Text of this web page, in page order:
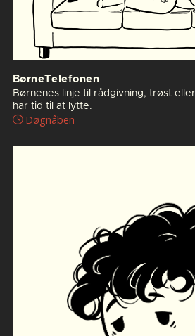
BørneTelefonen
Børnenes linje til rådgivning, trøst
har tid til at lytte.
Døgnåben